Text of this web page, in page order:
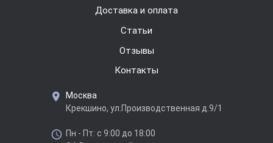
Доставка и оплата
Cтатьи
Отзывы
Контакты
Москва
Крекшино, ул.Производственная д.9/1
Пн - Пт: с 9:00 до 18:00